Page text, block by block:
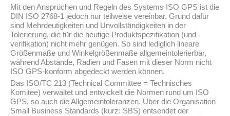
Mit den Ansprüchen und Regeln des Systems ISO GPS ist die
DIN ISO 2768-1 jedoch nur teilweise vereinbar. Grund dafür
sind Mehrdeutigkeiten und Unvollständigkeiten in der
Tolerierung, die für die heutige Produktspezifikation (und -
verifikation) nicht mehr genügen. So sind lediglich lineare
Größenmaße und Winkelgrößenmaße allgemeintolerierbar,
während Abstände, Radien und Fasen mit dieser Norm nicht
ISO GPS-konform abgedeckt werden können.
Das ISO/TC 213 (Technical Committee = Technisches
Komitee) verwaltet und entwickelt die Normen rund um ISO
GPS, so auch die Allgemeintoleranzen. Über die Organisation
Small Business Standards (kurz: SBS) entsendet der